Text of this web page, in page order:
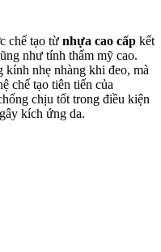
chế tạo từ nhựa cao cấp kết
như tính thẩm mỹ cao.
nhẹ nhàng khi đeo, mà
chế tạo tiên tiến của
chịu tốt trong điều kiện
kích ứng da.